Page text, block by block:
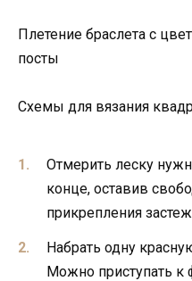
Плетение браслета с
посты
Схемы для вязания
Отмерить леску
конце, оставив
прикрепления
Набрать одну
Можно приступать